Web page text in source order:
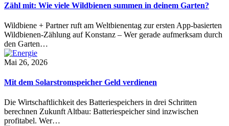
Zähl mit: Wie viele Wildbienen summen in deinem Garten?
Wildbiene + Partner ruft am Weltbienentag zur ersten App-basierten
Wildbienen-Zählung auf Konstanz – Wer gerade aufmerksam durch
den Garten…
Mai 26, 2026
Mit dem Solarstromspeicher Geld verdienen
Die Wirtschaftlichkeit des Batteriespeichers in drei Schritten
berechnen Zukunft Altbau: Batteriespeicher sind inzwischen
profitabel. Wer…